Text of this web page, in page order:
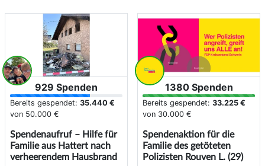
929 Spenden
Bereits gespendet: 35.440 €
von 50.000 €
Spendenaufruf – Hilfe für
Familie aus Hattert nach
verheerendem Hausbrand
1380 Spenden
Bereits gespendet: 33.225 €
von 30.000 €
Spendenaktion für die
Familie des getöteten
Polizisten Rouven L. (29)